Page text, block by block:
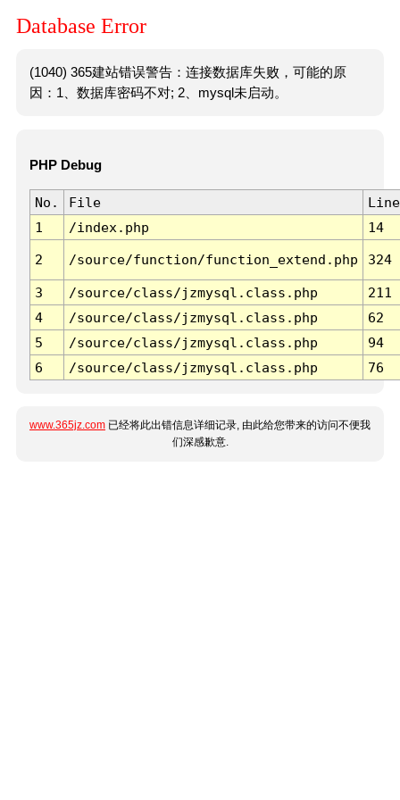
Database Error
(1040) 365建站错误警告：连接数据库失败，可能的原
因：1、数据库密码不对; 2、mysql未启动。
PHP Debug
No. File
Line
1
/index.php 14
2 /source/function/function_extend.php 324
3 /source/class/jzmysql.class.php
211
4
/source/class/jzmysql.class.php
62
5
/source/class/jzmysql.class.php
94
6
/source/class/jzmysql.class.php 76
www.365jz.com 已经将此出错信息详细记录, 由此给您带来的访问不便我
们深感歉意.